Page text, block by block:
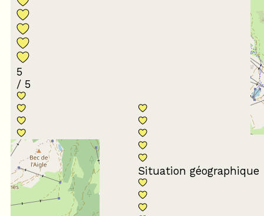
5
/ 5
Conformité du
descriptif
Situation géographique